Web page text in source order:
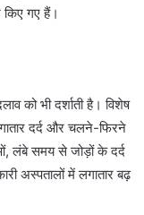
किए गए हैं।
को भी दर्शाती है। विशेष
दर्द और चलने-फिरने
लंबे समय से जोड़ों के दर्द
अस्पतालों में लगातार बढ़